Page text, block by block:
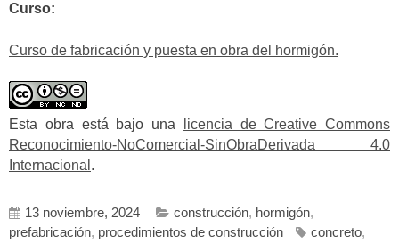
Curso:
Curso de fabricación y puesta en obra del hormigón.
Esta obra está bajo una
licencia de Creative Commons
Reconocimiento-NoComercial-SinObraDerivada 4.0
Internacional .
13 noviembre, 2024 construcción, hormigón,
prefabricación, procedimientos de construcción concreto,